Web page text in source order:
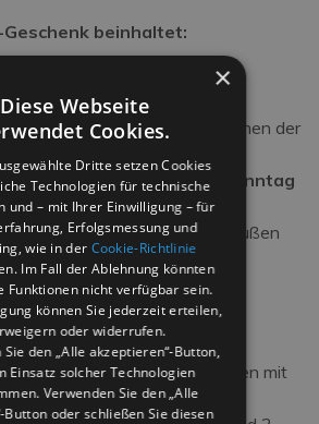
beinhaltet:
erhältlich im Monat
, ausgenommen der
von 3 Nächten, von
Sonntag
Whirlpool, innen oder außen
als Geschenk
die Halbpension
Highlights des Hotels
Strand, ideal zum Entspannen mit
×
Diese Webseite
Cookies.
Dritte setzen Cookies
Technologien für technische
und – mit Ihrer Einwilligung – für
Erfolgsmessung und
wie in der Cookie-Richtlinie
Im Fall der Ablehnung könnten
Funktionen nicht verfügbar sein.
können Sie jederzeit erteilen,
oder widerrufen.
Sie den „Alle akzeptieren“-Button,
Einsatz solcher Technologien
Verwenden Sie den „Alle
Button oder schließen Sie diesen